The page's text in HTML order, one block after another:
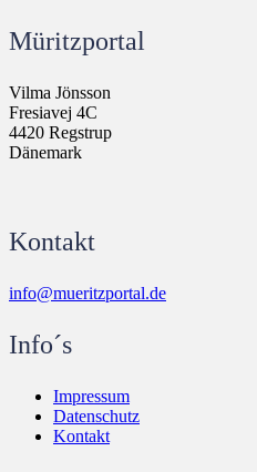
Müritzportal
Vilma Jönsson
Fresiavej 4C
4420 Regstrup
Dänemark
Kontakt
info@mueritzportal.de
Info´s
Impressum
Datenschutz
Kontakt